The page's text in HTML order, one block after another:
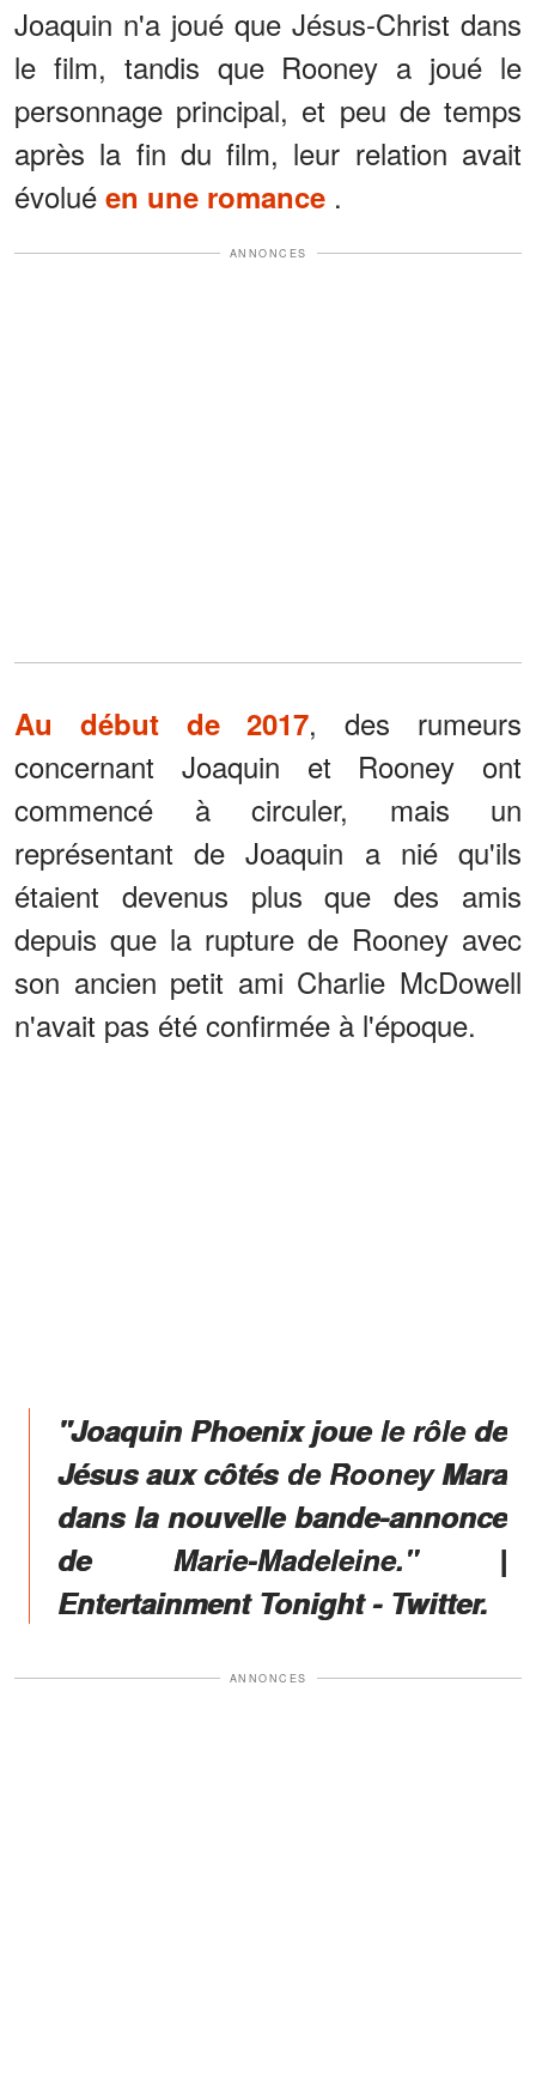
Joaquin n'a joué que Jésus-Christ dans
le film, tandis que Rooney a joué le
personnage principal, et peu de temps
après la fin du film, leur relation avait
évolué en une romance .
ANNONCES
Au début de 2017, des rumeurs
concernant Joaquin et Rooney ont
commencé à circuler, mais un
représentant de Joaquin a nié qu'ils
étaient devenus plus que des amis
depuis que la rupture de Rooney avec
son ancien petit ami Charlie McDowell
n'avait pas été confirmée à l'époque.
"Joaquin Phoenix joue le rôle de
Jésus aux côtés de Rooney Mara
dans la nouvelle bande-annonce
de Marie-Madeleine." |
Entertainment Tonight - Twitter.
ANNONCES